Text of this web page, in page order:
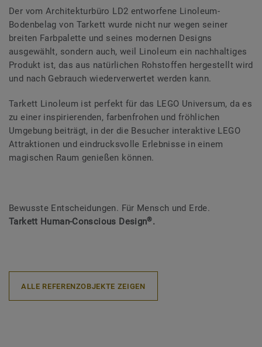
Der vom Architekturbüro LD2 entworfene Linoleum-
Bodenbelag von Tarkett wurde nicht nur wegen seiner
breiten Farbpalette und seines modernen Designs
ausgewählt, sondern auch, weil Linoleum ein nachhaltiges
Produkt ist, das aus natürlichen Rohstoffen hergestellt wird
und nach Gebrauch wiederverwertet werden kann.
Tarkett Linoleum ist perfekt für das LEGO Universum, da es
zu einer inspirierenden, farbenfrohen und fröhlichen
Umgebung beiträgt, in der die Besucher interaktive LEGO
Attraktionen und eindrucksvolle Erlebnisse in einem
magischen Raum genießen können.
Bewusste Entscheidungen. Für Mensch und Erde.
Tarkett Human-Conscious Design®.
ALLE REFERENZOBJEKTE ZEIGEN